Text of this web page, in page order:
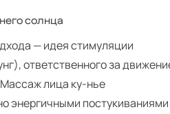
солнца
— идея стимуляции
ответственного за
лица ку-нье
энергичными постукиваниями